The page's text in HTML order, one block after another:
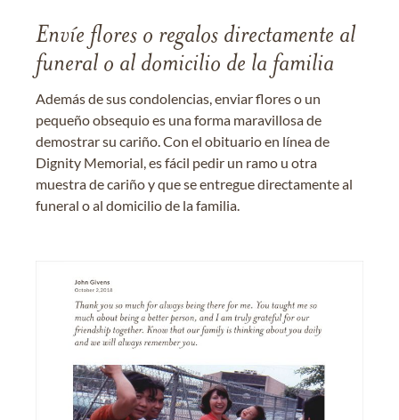
Envíe flores o regalos directamente al
funeral o al domicilio de la familia
Además de sus condolencias, enviar flores o un
pequeño obsequio es una forma maravillosa de
demostrar su cariño. Con el obituario en línea de
Dignity Memorial, es fácil pedir un ramo u otra
muestra de cariño y que se entregue directamente al
funeral o al domicilio de la familia.